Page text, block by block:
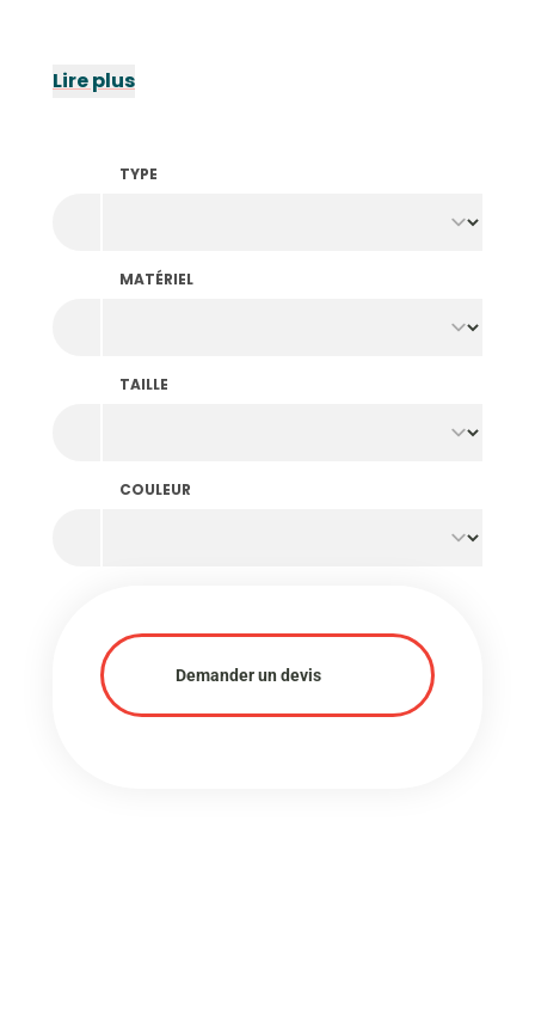
Lire plus
TYPE
MATÉRIEL
TAILLE
COULEUR
Demander un devis